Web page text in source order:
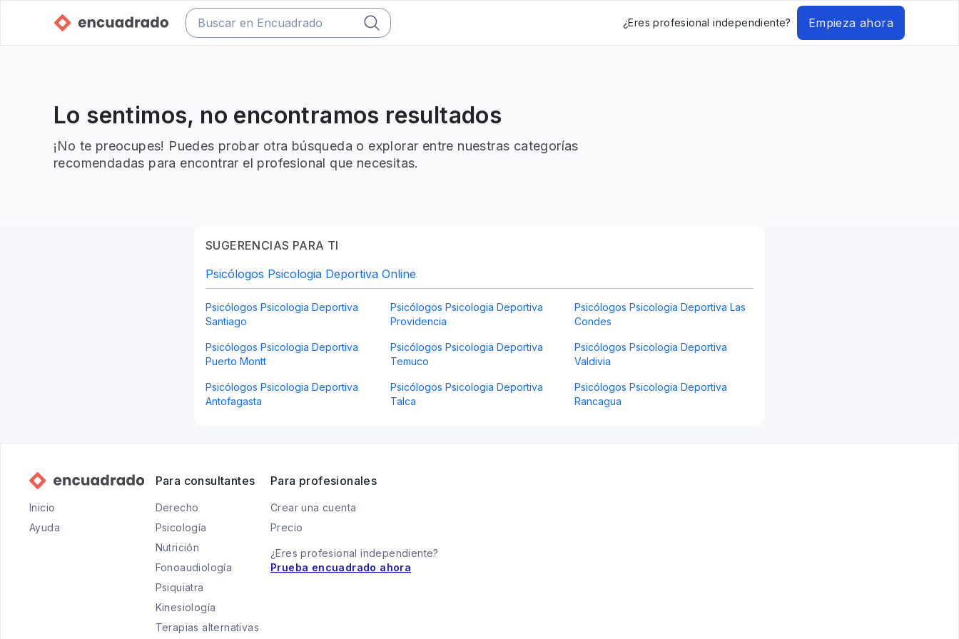
¿Eres profesional independiente? Empieza ahora
Lo sentimos, no encontramos resultados
¡No te preocupes! Puedes probar otra búsqueda o explorar entre nuestras categorías
recomendadas para encontrar el profesional que necesitas.
SUGERENCIAS PARA TI
Psicólogos Psicologia Deportiva Online
Psicólogos Psicologia Deportiva
Santiago
Psicólogos Psicologia Deportiva
Providencia
Psicólogos Psicologia Deportiva Las
Condes
Psicólogos Psicologia Deportiva
Puerto Montt
Psicólogos Psicologia Deportiva
Temuco
Psicólogos Psicologia Deportiva
Valdivia
Psicólogos Psicologia Deportiva
Antofagasta
Psicólogos Psicologia Deportiva
Talca
Psicólogos Psicologia Deportiva
Rancagua
Inicio
Ayuda
Para consultantes
Derecho
Psicología
Nutrición
Fonoaudiología
Psiquiatra
Kinesiología
Terapias alternativas
Para profesionales
Crear una cuenta
Precio
¿Eres profesional independiente?
Prueba encuadrado ahora